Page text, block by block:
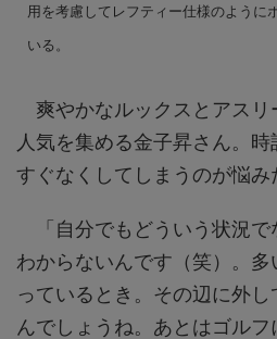
用を考慮してレフティー仕様のように
いる。
爽やかなルックスとアスリ
人気を集める金子昇さん。時
すぐなくしてしまうのが悩み
「自分でもどういう状況で
わからないんです（笑）。
っているとき。その辺に外し
んでしょうね。あとはゴル